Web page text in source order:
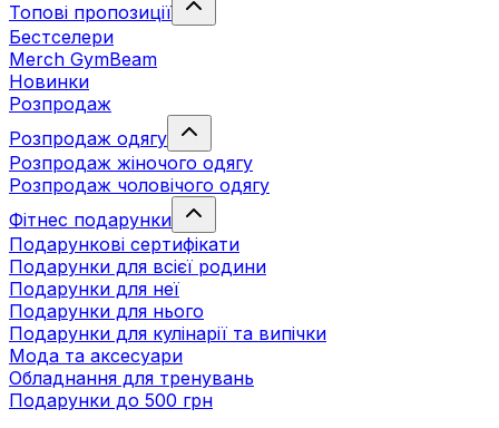
Топові пропозиції
Бестселери
Merch GymBeam
Новинки
Розпродаж
Розпродаж одягу
Розпродаж жіночого одягу
Розпродаж чоловічого одягу
Фітнес подарунки
Подарункові сертифікати
Подарунки для всієї родини
Подарунки для неї
Подарунки для нього
Подарунки для кулінарії та випічки
Мода та аксесуари
Обладнання для тренувань
Подарунки до 500 грн